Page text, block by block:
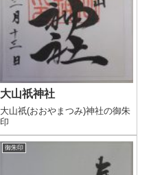
大山祇神社
大山祇(おおやまつみ)神社の御朱
印
御朱印